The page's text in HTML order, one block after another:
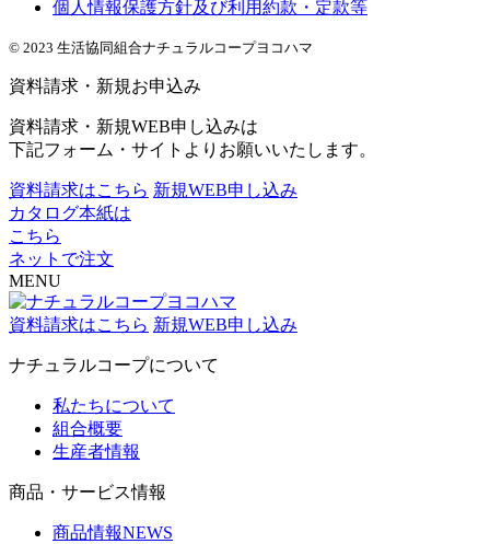
個人情報保護方針及び利用約款・定款等
© 2023 生活協同組合ナチュラルコープヨコハマ
資料請求・新規お申込み
資料請求・新規WEB申し込みは
下記フォーム・サイトよりお願いいたします。
資料請求はこちら 新規WEB申し込み
カタログ本紙は
こちら
ネットで注文
MENU
資料請求はこちら 新規WEB申し込み
ナチュラルコープについて
私たちについて
組合概要
生産者情報
商品・サービス情報
商品情報NEWS